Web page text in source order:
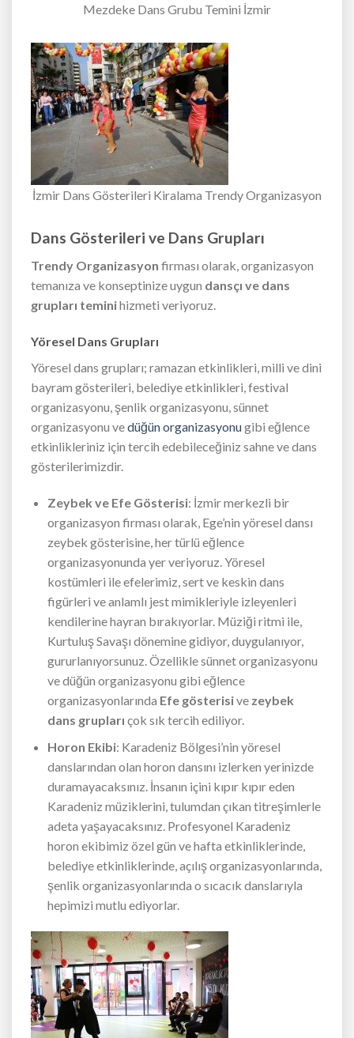
Mezdeke Dans Grubu Temini İzmir
İzmir Dans Gösterileri Kiralama Trendy Organizasyon
Dans Gösterileri ve Dans Grupları
Trendy Organizasyon firması olarak, organizasyon
temanıza ve konseptinize uygun dansçı ve dans
grupları teminihizmeti veriyoruz.
Yöresel Dans Grupları
Yöresel dans grupları; ramazan etkinlikleri, milli ve dini
bayram gösterileri, belediye etkinlikleri, festival
organizasyonu, şenlik organizasyonu, sünnet
organizasyonu vedüğün organizasyonugibi eğlence
etkinlikleriniz için tercih edebileceğiniz sahne ve dans
gösterilerimizdir.
Zeybek ve Efe Gösterisi: İzmir merkezli bir
organizasyon firması olarak, Ege’nin yöresel dansı
zeybek gösterisine, her türlü eğlence
organizasyonunda yer veriyoruz. Yöresel
kostümleri ile efelerimiz, sert ve keskin dans
figürleri ve anlamlı jest mimikleriyle izleyenleri
kendilerine hayran bırakıyorlar. Müziği ritmi ile,
Kurtuluş Savaşı dönemine gidiyor, duygulanıyor,
gururlanıyorsunuz. Özellikle sünnet organizasyonu
ve düğün organizasyonu gibi eğlence
organizasyonlarında Efe gösterisive zeybek
dans grupları çok sık tercih ediliyor.
Horon Ekibi: Karadeniz Bölgesi’nin yöresel
danslarından olan horon dansını izlerken yerinizde
duramayacaksınız. İnsanın içini kıpır kıpır eden
Karadeniz müziklerini, tulumdan çıkan titreşimlerle
adeta yaşayacaksınız. Profesyonel Karadeniz
horon ekibimiz özel gün ve hafta etkinliklerinde,
belediye etkinliklerinde, açılış organizasyonlarında,
şenlik organizasyonlarında o sıcacık danslarıyla
hepimizi mutlu ediyorlar.